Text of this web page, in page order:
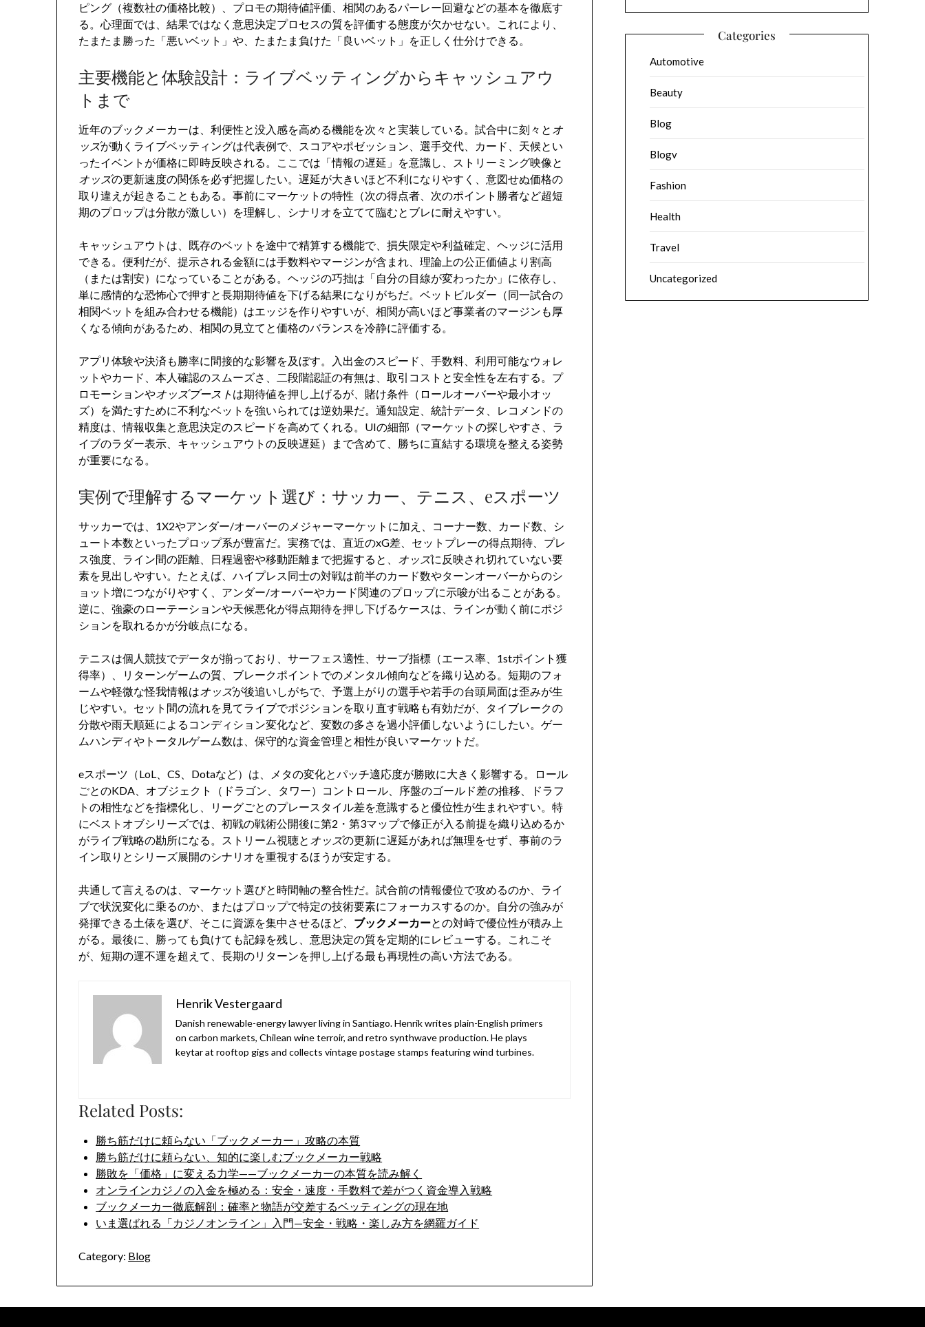
ピング（複数社の価格比較）、プロモの期待値評価、相関のあるパーレー回避などの基本を徹底す
る。心理面では、結果ではなく意思決定プロセスの質を評価する態度が欠かせない。これにより、
たまたま勝った「悪いベット」や、たまたま負けた「良いベット」を正しく仕分けできる。
主要機能と体験設計：ライブベッティングからキャッシュアウ
トまで
近年のブックメーカーは、利便性と没入感を高める機能を次々と実装している。試合中に刻々と オ
ッズが動くライブベッティングは代表例で、スコアやポゼッション、選手交代、カード、天候とい
ったイベントが価格に即時反映される。ここでは「情報の遅延」を意識し、ストリーミング映像と
オッズの更新速度の関係を必ず把握したい。遅延が大きいほど不利になりやすく、意図せぬ価格の
取り違えが起きることもある。事前にマーケットの特性（次の得点者、次のポイント勝者など超短
期のプロップは分散が激しい）を理解し、シナリオを立てて臨むとブレに耐えやすい。
キャッシュアウトは、既存のベットを途中で精算する機能で、損失限定や利益確定、ヘッジに活用
できる。便利だが、提示される金額には手数料やマージンが含まれ、理論上の公正価値より割高
（または割安）になっていることがある。ヘッジの巧拙は「自分の目線が変わったか」に依存し、
単に感情的な恐怖心で押すと長期期待値を下げる結果になりがちだ。ベットビルダー（同一試合の
相関ベットを組み合わせる機能）はエッジを作りやすいが、相関が高いほど事業者のマージンも厚
くなる傾向があるため、相関の見立てと価格のバランスを冷静に評価する。
アプリ体験や決済も勝率に間接的な影響を及ぼす。入出金のスピード、手数料、利用可能なウォレ
ットやカード、本人確認のスムーズさ、二段階認証の有無は、取引コストと安全性を左右する。プ
ロモーションやオッズブースト は期待値を押し上げるが、賭け条件（ロールオーバーや最小オッ
ズ）を満たすために不利なベットを強いられては逆効果だ。通知設定、統計データ、レコメンドの
精度は、情報収集と意思決定のスピードを高めてくれる。UIの細部（マーケットの探しやすさ、ラ
イブのラダー表示、キャッシュアウトの反映遅延）まで含めて、勝ちに直結する環境を整える姿勢
が重要になる。
実例で理解するマーケット選び：サッカー、テニス、eスポーツ
サッカーでは、1X2やアンダー/オーバーのメジャーマーケットに加え、コーナー数、カード数、シ
ュート本数といったプロップ系が豊富だ。実務では、直近のxG差、セットプレーの得点期待、プレ
ス強度、ライン間の距離、日程過密や移動距離まで把握すると、 オッズに反映され切れていない要
素を見出しやすい。たとえば、ハイプレス同士の対戦は前半のカード数やターンオーバーからのシ
ョット増につながりやすく、アンダー/オーバーやカード関連のプロップに示唆が出ることがある。
逆に、強豪のローテーションや天候悪化が得点期待を押し下げるケースは、ラインが動く前にポジ
ションを取れるかが分岐点になる。
テニスは個人競技でデータが揃っており、サーフェス適性、サーブ指標（エース率、1stポイント獲
得率）、リターンゲームの質、ブレークポイントでのメンタル傾向などを織り込める。短期のフォ
ームや軽微な怪我情報はオッズが後追いしがちで、予選上がりの選手や若手の台頭局面は歪みが生
じやすい。セット間の流れを見てライブでポジションを取り直す戦略も有効だが、タイブレークの
分散や雨天順延によるコンディション変化など、変数の多さを過小評価しないようにしたい。ゲー
ムハンディやトータルゲーム数は、保守的な資金管理と相性が良いマーケットだ。
eスポーツ（LoL、CS、Dotaなど）は、メタの変化とパッチ適応度が勝敗に大きく影響する。ロール
ごとのKDA、オブジェクト（ドラゴン、タワー）コントロール、序盤のゴールド差の推移、ドラフ
トの相性などを指標化し、リーグごとのプレースタイル差を意識すると優位性が生まれやすい。特
にベストオブシリーズでは、初戦の戦術公開後に第2・第3マップで修正が入る前提を織り込めるか
がライブ戦略の勘所になる。ストリーム視聴と オッズの更新に遅延があれば無理をせず、事前のラ
イン取りとシリーズ展開のシナリオを重視するほうが安定する。
共通して言えるのは、マーケット選びと時間軸の整合性だ。試合前の情報優位で攻めるのか、ライ
ブで状況変化に乗るのか、またはプロップで特定の技術要素にフォーカスするのか。自分の強みが
発揮できる土俵を選び、そこに資源を集中させるほど、 ブックメーカーとの対峙で優位性が積み上
がる。最後に、勝っても負けても記録を残し、意思決定の質を定期的にレビューする。これこそ
が、短期の運不運を超えて、長期のリターンを押し上げる最も再現性の高い方法である。
Henrik Vestergaard
Danish renewable-energy lawyer living in Santiago. Henrik writes plain-English primers
on carbon markets, Chilean wine terroir, and retro synthwave production. He plays
keytar at rooftop gigs and collects vintage postage stamps featuring wind turbines.
Related Posts:
勝ち筋だけに頼らない「ブックメーカー」攻略の本質
勝ち筋だけに頼らない、知的に楽しむブックメーカー戦略
勝敗を「価格」に変える力学——ブックメーカーの本質を読み解く
オンラインカジノの入金を極める：安全・速度・手数料で差がつく資金導入戦略
ブックメーカー徹底解剖：確率と物語が交差するベッティングの現在地
いま選ばれる「カジノオンライン」入門—安全・戦略・楽しみ方を網羅ガイド
Category: Blog
Categories
Automotive
Beauty
Blog
Blogv
Fashion
Health
Travel
Uncategorized